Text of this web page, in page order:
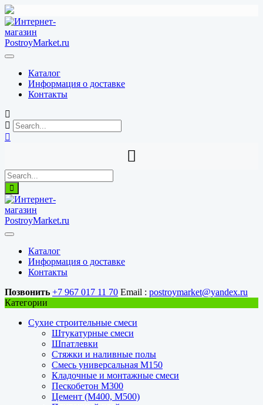
Перейти
к
содержимому
Каталог
Информация о доставке
Контакты
Каталог
Информация о доставке
Контакты
Позвонить +7 967 017 11 70 Email : postroymarket@yandex.ru
Категории
Сухие строительные смеси
Штукатурные смеси
Шпатлевки
Стяжки и наливные полы
Смесь универсальная М150
Кладочные и монтажные смеси
Пескобетон М300
Цемент (М400, М500)